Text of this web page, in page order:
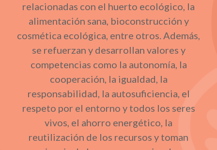
relacionadas con el huerto ecológico, la
alimentación sana, bioconstrucción y
cosmética ecológica, entre otros. Además,
se refuerzan y desarrollan valores y
competencias como la autonomía, la
cooperación, la igualdad, la
responsabilidad, la autosuficiencia, el
respeto por el entorno y todos los seres
vivos, el ahorro energético, la
reutilización de los recursos y toman